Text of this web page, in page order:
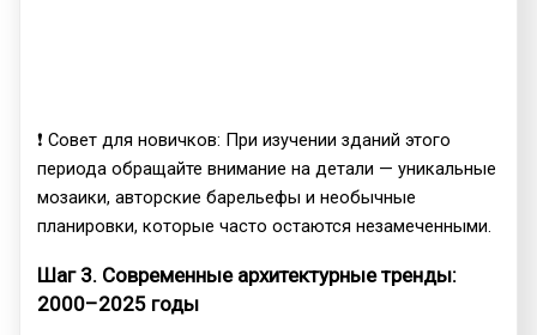
❗ Совет для новичков: При изучении зданий этого
периода обращайте внимание на детали — уникальные
мозаики, авторские барельефы и необычные
планировки, которые часто остаются незамеченными.
Шаг 3. Современные архитектурные тренды:
2000–2025 годы